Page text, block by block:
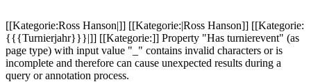
[[Kategorie:Ross Hanson|]] [[Kategorie:|Ross Hanson]] [[Kategorie:
{{{Turnierjahr}}}|]] [[Kategorie:]] Property "Has turnierevent" (as
page type) with input value "_" contains invalid characters or is
incomplete and therefore can cause unexpected results during a
query or annotation process.